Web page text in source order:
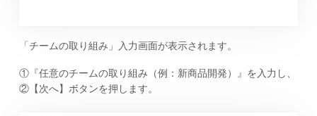
「チームの取り組み」入力画面が表示されます。
①『任意のチームの取り組み（例：新商品開発）』を入力し、
②【次へ】ボタンを押します。